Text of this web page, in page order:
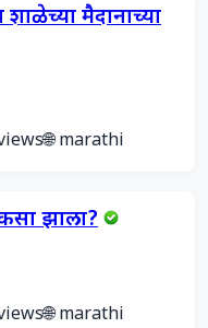
शाळेच्या मैदानाच्या
🌐 marathi
झाला?
🌐 marathi